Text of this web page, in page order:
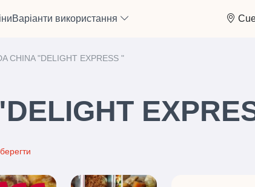
Варіанти використання
CHINA "DELIGHT EXPRESS "